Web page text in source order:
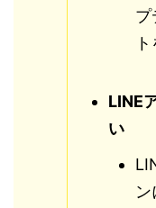
プ
LINE
い
ン